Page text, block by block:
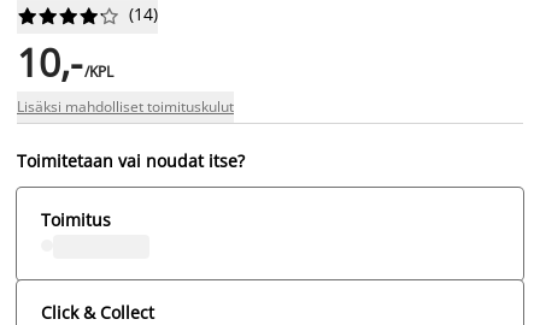





 (14)
10,-/KPL
Lisäksi mahdolliset toimituskulut
Toimitetaan vai noudat itse?
Toimitus
Click & Collect